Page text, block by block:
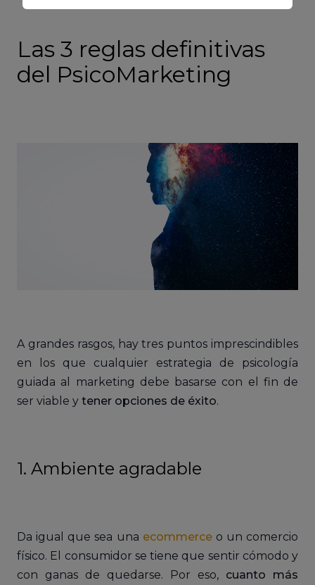
Las 3 reglas definitivas
del PsicoMarketing
A grandes rasgos, hay tres puntos imprescindibles
en los que cualquier estrategia de psicología
guiada al marketing debe basarse con el fin de
ser viable y tener opciones de éxito.
1. Ambiente agradable
Da igual que sea una ecommerceo un comercio
físico. El consumidor se tiene que sentir cómodo y
con ganas de quedarse. Por eso, cuanto más